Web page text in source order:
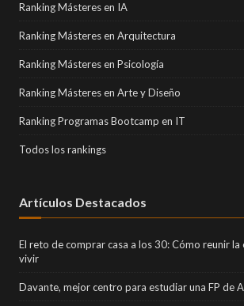
Ranking Másteres en IA
Ranking Másteres en Arquitectura
Ranking Másteres en Psicología
Ranking Másteres en Arte y Diseño
Ranking Programas Bootcamp en IT
Todos los rankings
Artículos Destacados
El reto de comprar casa a los 30: Cómo reunir
vivir
Davante, mejor centro para estudiar una FP de